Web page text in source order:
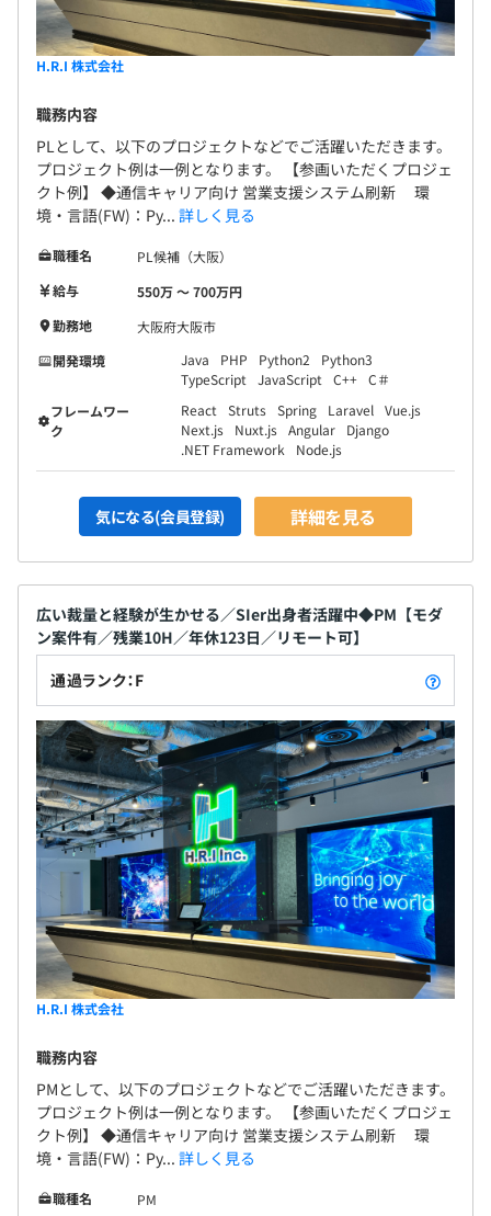
H.R.I 株式会社
職務内容
PLとして、以下のプロジェクトなどでご活躍いただきます。
プロジェクト例は一例となります。 【参画いただくプロジェ
クト例】 ◆通信キャリア向け 営業支援システム刷新 環
境・言語(FW)：Py... 詳しく見る
職種名
PL候補（大阪）
給与
550万 〜 700万円
勤務地
大阪府大阪市
開発環境
Java PHP Python2
Python3
TypeScript
JavaScript C++ C＃
フレームワー
ク
React Struts Spring Laravel Vue.js
Next.js
Nuxt.js Angular
Django
.NET Framework
Node.js
気になる(会員登録) 詳細を見る
広い裁量と経験が生かせる／SIer出身者活躍中◆PM【モダ
ン案件有／残業10H／年休123日／リモート可】
通過ランク：F
H.R.I 株式会社
職務内容
PMとして、以下のプロジェクトなどでご活躍いただきます。
プロジェクト例は一例となります。 【参画いただくプロジェ
クト例】 ◆通信キャリア向け 営業支援システム刷新 環
境・言語(FW)：Py... 詳しく見る
職種名
PM